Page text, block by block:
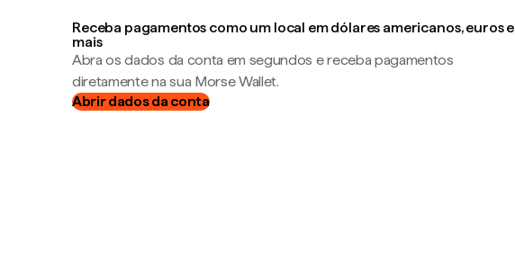
Receba pagamentos como um local em dólares americanos, euros e
mais
Abra os dados da conta em segundos e receba pagamentos
diretamente na sua Morse Wallet.
Abrir dados da conta